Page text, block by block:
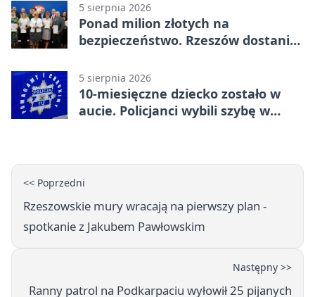
5 sierpnia 2026
Ponad milion złotych na
bezpieczeństwo. Rzeszów dostanie
5 sierpnia 2026
10-miesięczne dziecko zostało w
aucie. Policjanci wybili szybę w
<< Poprzedni
Rzeszowskie mury wracają na pierwszy plan -
spotkanie z Jakubem Pawłowskim
Następny >>
Ranny patrol na Podkarpaciu wyłowił 25 pijanych